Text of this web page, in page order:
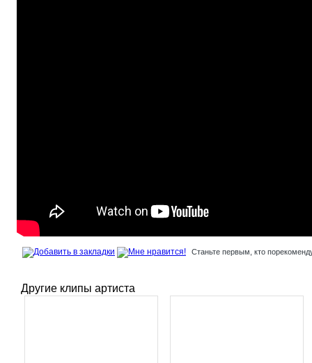
Станьте первым, кто
Другие клипы артиста